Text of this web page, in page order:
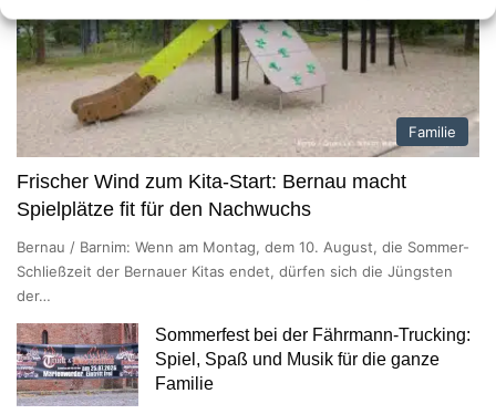
Familie
Frischer Wind zum Kita-Start: Bernau macht
Spielplätze fit für den Nachwuchs
Bernau / Barnim: Wenn am Montag, dem 10. August, die Sommer-
Schließzeit der Bernauer Kitas endet, dürfen sich die Jüngsten
der…
Sommerfest bei der Fährmann-Trucking:
Spiel, Spaß und Musik für die ganze
Familie